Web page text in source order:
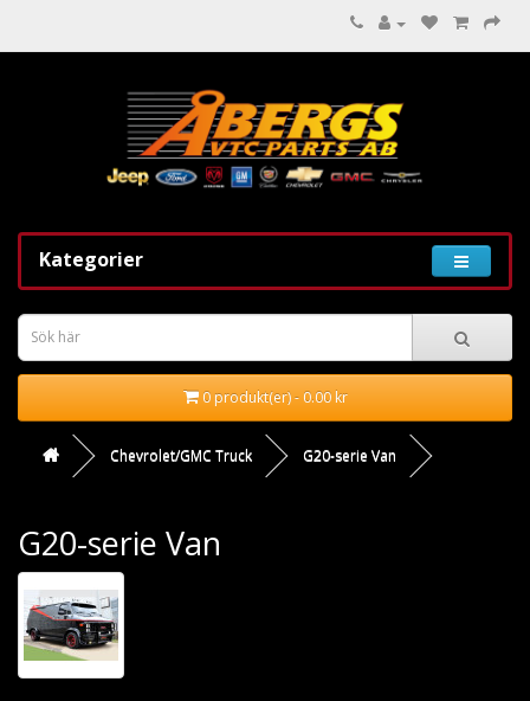
Kategorier
0 produkt(er) - 0.00 kr
Chevrolet/GMC Truck G20-serie Van
G20-serie Van